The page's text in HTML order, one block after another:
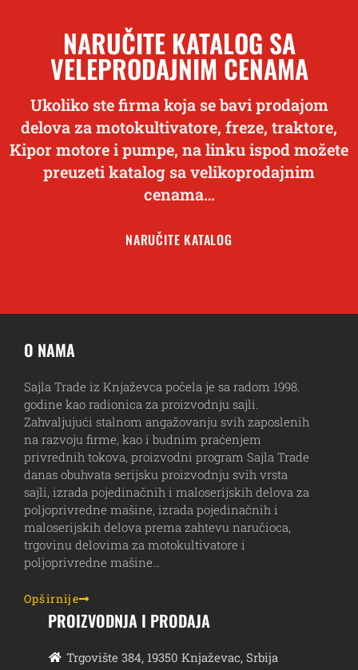
NARUČITE KATALOG SA
VELEPRODAJNIM CENAMA
Ukoliko ste firma koja se bavi prodajom
delova za motokultivatore, freze, traktore,
Kipor motore i pumpe, na linku ispod možete
preuzeti katalog sa velikoprodajnim
cenama…
NARUČITE KATALOG
O NAMA
Sajla Trade iz Knjaževca počela je sa radom 1998.
godine kao radionica za proizvodnju sajli.
Zahvaljujući stalnom angažovanju svih zaposlenih
na razvoju firme, kao i budnim praćenjem
privrednih tokova, proizvodni program Sajla Trade
danas obuhvata serijsku proizvodnju svih vrsta
sajli, izrada pojedinačnih i maloserijskih delova za
poljoprivredne mašine, izrada pojedinačnih i
maloserijskih delova prema zahtevu naručioca,
trgovinu delovima za motokultivatore i
poljoprivredne mašine…
Opširnije
PROIZVODNJA I PRODAJA
Trgovište 384, 19350 Knjaževac, Srbija